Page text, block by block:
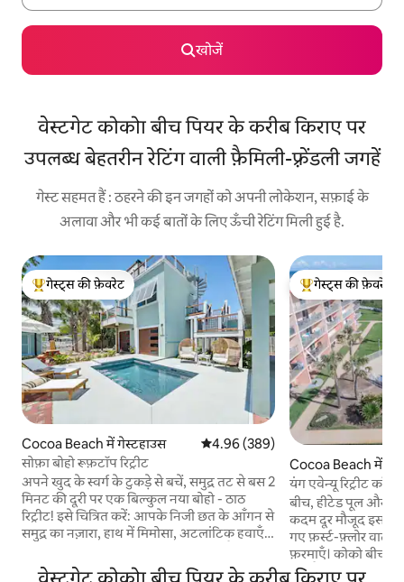
खोजें
वेस्टगेट कोकोा बीच पियर के करीब किराए पर
उपलब्ध बेहतरीन रेटिंग वाली फ़ैमिली-फ़्रेंडली जगहें
गेस्ट सहमत हैं : ठहरने की इन जगहों को अपनी लोकेशन, सफ़ाई के
अलावा और भी कई बातों के लिए ऊँची रेटिंग मिली हुई है.
गेस्ट्स का टॉप फ़ेवरेट
गेस्ट्स की फ़ेवरेट
Cocoa Beach में गेस्टहाउस औसत रेटिंग 5 में से 4.96, 389 समीक्षाएँ
4.96 (389)
सोफ़ा बोहो रूफ़टॉप रिट्रीट
अपने खुद के स्वर्ग के टुकड़े से बचें, समुद्र तट से बस 2
मिनट की दूरी पर एक बिल्कुल नया बोहो - ठाठ
रिट्रीट! इसे चित्रित करें: आपके निजी छत के आँगन से
समुद्र का नज़ारा, हाथ में मिमोसा, अटलांटिक हवाएँ
सिर्फ़ ठहरने की जगह नहीं है, बल्कि आपका परफ़ेक्ट
गेस्ट्स का टॉप फ़ेवरेट
गेस्ट्स की फ़ेवरेट
Cocoa Beach में
यंग एवेन्यू रिट्रीट
बीच, हीटेड पूल और
कदम दूर मौजूद इस
गए फ़र्स्ट-फ़्लोर वाले
फ़रमाएँ। कोको बीच
तक पैदल जाएँ। दो